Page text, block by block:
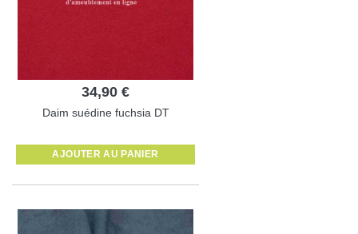
34,90 €
Daim suédine fuchsia DT
AJOUTER AU PANIER